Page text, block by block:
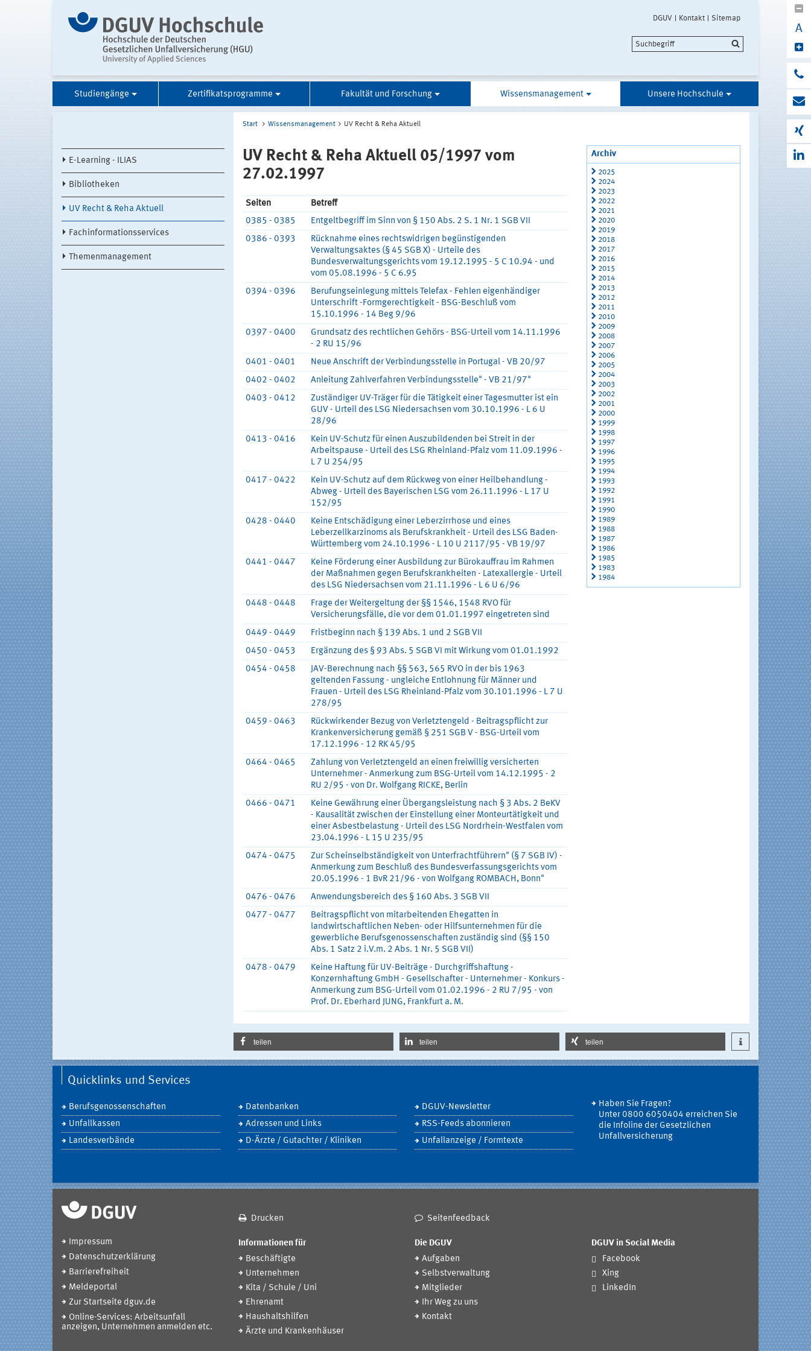
DGUV Kontakt Sitemap
A
Studiengänge Zertifikatsprogramme Fakultät und Forschung Wissensmanagement Unsere Hochschule
E-Learning - ILIAS
Bibliotheken
UV Recht & Reha Aktuell
Fachinformationsservices
Themenmanagement
Start Wissensmanagement UV Recht & Reha Aktuell
UV Recht & Reha Aktuell 05/1997 vom
27.02.1997
Seiten
Betreff
0385 - 0385
Entgeltbegriff im Sinn von § 150 Abs. 2 S. 1 Nr. 1 SGB VII
0386 - 0393
Rücknahme eines rechtswidrigen begünstigenden
Verwaltungsaktes (§ 45 SGB X) - Urteile des
Bundesverwaltungsgerichts vom 19.12.1995 - 5 C 10.94 - und
vom 05.08.1996 - 5 C 6.95
0394 - 0396
Berufungseinlegung mittels Telefax - Fehlen eigenhändiger
Unterschrift -Formgerechtigkeit - BSG-Beschluß vom
15.10.1996 - 14 Beg 9/96
0397 - 0400
Grundsatz des rechtlichen Gehörs - BSG-Urteil vom 14.11.1996
- 2 RU 15/96
0401 - 0401
Neue Anschrift der Verbindungsstelle in Portugal - VB 20/97
0402 - 0402
Anleitung Zahlverfahren Verbindungsstelle" - VB 21/97"
0403 - 0412
Zuständiger UV-Träger für die Tätigkeit einer Tagesmutter ist ein
GUV - Urteil des LSG Niedersachsen vom 30.10.1996 - L 6 U
28/96
0413 - 0416
Kein UV-Schutz für einen Auszubildenden bei Streit in der
Arbeitspause - Urteil des LSG Rheinland-Pfalz vom 11.09.1996 -
L 7 U 254/95
0417 - 0422
Kein UV-Schutz auf dem Rückweg von einer Heilbehandlung -
Abweg - Urteil des Bayerischen LSG vom 26.11.1996 - L 17 U
152/95
0428 - 0440
Keine Entschädigung einer Leberzirrhose und eines
Leberzellkarzinoms als Berufskrankheit - Urteil des LSG Baden-
Württemberg vom 24.10.1996 - L 10 U 2117/95 - VB 19/97
0441 - 0447
Keine Förderung einer Ausbildung zur Bürokauffrau im Rahmen
der Maßnahmen gegen Berufskrankheiten - Latexallergie - Urteil
des LSG Niedersachsen vom 21.11.1996 - L 6 U 6/96
0448 - 0448
Frage der Weitergeltung der §§ 1546, 1548 RVO für
Versicherungsfälle, die vor dem 01.01.1997 eingetreten sind
0449 - 0449
Fristbeginn nach § 139 Abs. 1 und 2 SGB VII
0450 - 0453
Ergänzung des § 93 Abs. 5 SGB VI mit Wirkung vom 01.01.1992
0454 - 0458
JAV-Berechnung nach §§ 563, 565 RVO in der bis 1963
geltenden Fassung - ungleiche Entlohnung für Männer und
Frauen - Urteil des LSG Rheinland-Pfalz vom 30.101.1996 - L 7 U
278/95
0459 - 0463
Rückwirkender Bezug von Verletztengeld - Beitragspflicht zur
Krankenversicherung gemäß § 251 SGB V - BSG-Urteil vom
17.12.1996 - 12 RK 45/95
0464 - 0465
Zahlung von Verletztengeld an einen freiwillig versicherten
Unternehmer - Anmerkung zum BSG-Urteil vom 14.12.1995 - 2
RU 2/95 - von Dr. Wolfgang RICKE, Berlin
0466 - 0471
Keine Gewährung einer Übergangsleistung nach § 3 Abs. 2 BeKV
- Kausalität zwischen der Einstellung einer Monteurtätigkeit und
einer Asbestbelastung - Urteil des LSG Nordrhein-Westfalen vom
23.04.1996 - L 15 U 235/95
0474 - 0475
Zur Scheinselbständigkeit von Unterfrachtführern" (§ 7 SGB IV) -
Anmerkung zum Beschluß des Bundesverfassungsgerichts vom
20.05.1996 - 1 BvR 21/96 - von Wolfgang ROMBACH, Bonn"
0476 - 0476
Anwendungsbereich des § 160 Abs. 3 SGB VII
0477 - 0477
Beitragspflicht von mitarbeitenden Ehegatten in
landwirtschaftlichen Neben- oder Hilfsunternehmen für die
gewerbliche Berufsgenossenschaften zuständig sind (§§ 150
Abs. 1 Satz 2 i.V.m. 2 Abs. 1 Nr. 5 SGB VII)
0478 - 0479
Keine Haftung für UV-Beiträge - Durchgriffshaftung -
Konzernhaftung GmbH - Gesellschafter - Unternehmer - Konkurs -
Anmerkung zum BSG-Urteil vom 01.02.1996 - 2 RU 7/95 - von
Prof. Dr. Eberhard JUNG, Frankfurt a. M.
Archiv
2025
2024
2023
2022
2021
2020
2019
2018
2017
2016
2015
2014
2013
2012
2011
2010
2009
2008
2007
2006
2005
2004
2003
2002
2001
2000
1999
1998
1997
1996
1995
1994
1993
1992
1991
1990
1989
1988
1987
1986
1985
1983
1984
teilen teilen teilen
Quicklinks und Services
Berufsgenossenschaften
Unfallkassen
Landesverbände
Datenbanken
Adressen und Links
D-Ärzte / Gutachter / Kliniken
DGUV-Newsletter
RSS-Feeds abonnieren
Unfallanzeige / Formtexte
Haben Sie Fragen?
Unter 0800 6050404 erreichen Sie
die Infoline der Gesetzlichen
Unfallversicherung
Drucken Seitenfeedback
Impressum
Datenschutzerklärung
Barrierefreiheit
Meldeportal
Zur Startseite dguv.de
Online-Services: Arbeitsunfall
anzeigen, Unternehmen anmelden etc.
Informationen für
Beschäftigte
Unternehmen
Kita / Schule / Uni
Ehrenamt
Haushaltshilfen
Ärzte und Krankenhäuser
Die DGUV
Aufgaben
Selbstverwaltung
Mitglieder
Ihr Weg zu uns
Kontakt
DGUV in Social Media
Facebook
Xing
LinkedIn